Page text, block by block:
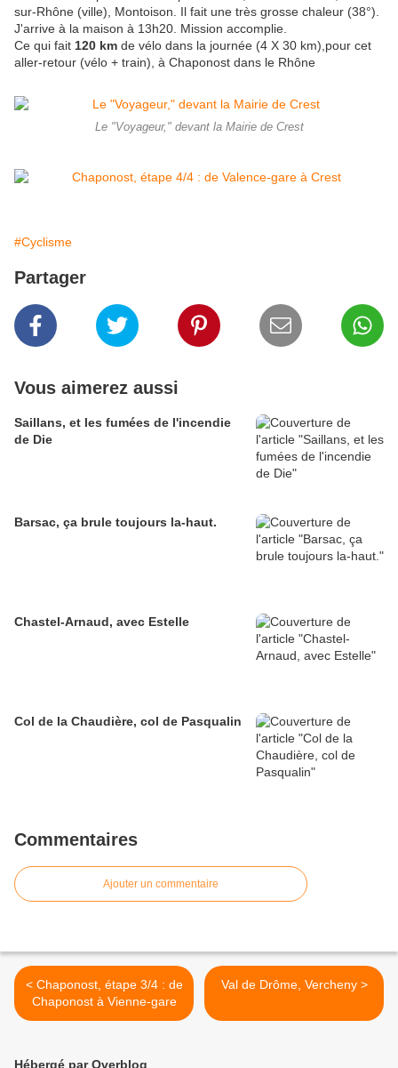
sur-Rhône (ville), Montoison. Il fait une très grosse chaleur (38°).
J'arrive à la maison à 13h20. Mission accomplie.
Ce qui fait 120 km de vélo dans la journée (4 X 30 km),pour cet
aller-retour (vélo + train), à Chaponost dans le Rhône
Le "Voyageur," devant la Mairie de Crest
#Cyclisme
Partager
Vous aimerez aussi
Saillans, et les fumées de l'incendie
de Die
Barsac, ça brule toujours la-haut.
Chastel-Arnaud, avec Estelle
Col de la Chaudière, col de Pasqualin
Commentaires
Ajouter un commentaire
< Chaponost, étape 3/4 : de
Chaponost à Vienne-gare
Val de Drôme, Vercheny >
Hébergé par Overblog